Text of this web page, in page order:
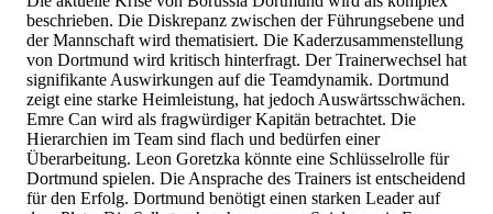
beschrieben. Die Diskrepanz zwischen der Führungsebene und
der Mannschaft wird thematisiert. Die Kaderzusammenstellung
von Dortmund wird kritisch hinterfragt. Der Trainerwechsel hat
signifikante Auswirkungen auf die Teamdynamik. Dortmund
zeigt eine starke Heimleistung, hat jedoch Auswärtsschwächen.
Emre Can wird als fragwürdiger Kapitän betrachtet. Die
Hierarchien im Team sind flach und bedürfen einer
Überarbeitung. Leon Goretzka könnte eine Schlüsselrolle für
Dortmund spielen. Die Ansprache des Trainers ist entscheidend
für den Erfolg. Dortmund benötigt einen starken Leader auf